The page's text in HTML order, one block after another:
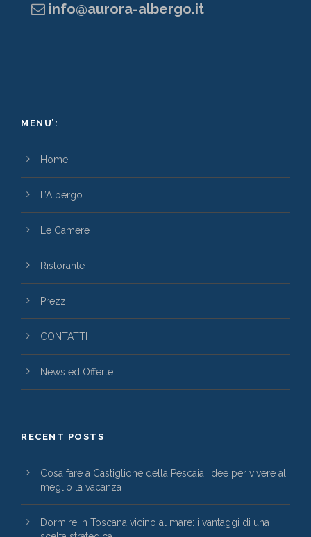
info@aurora-albergo.it
MENU’:
Home
L’Albergo
Le Camere
Ristorante
Prezzi
CONTATTI
News ed Offerte
RECENT POSTS
Cosa fare a Castiglione della Pescaia: idee per vivere al
meglio la vacanza
Dormire in Toscana vicino al mare: i vantaggi di una